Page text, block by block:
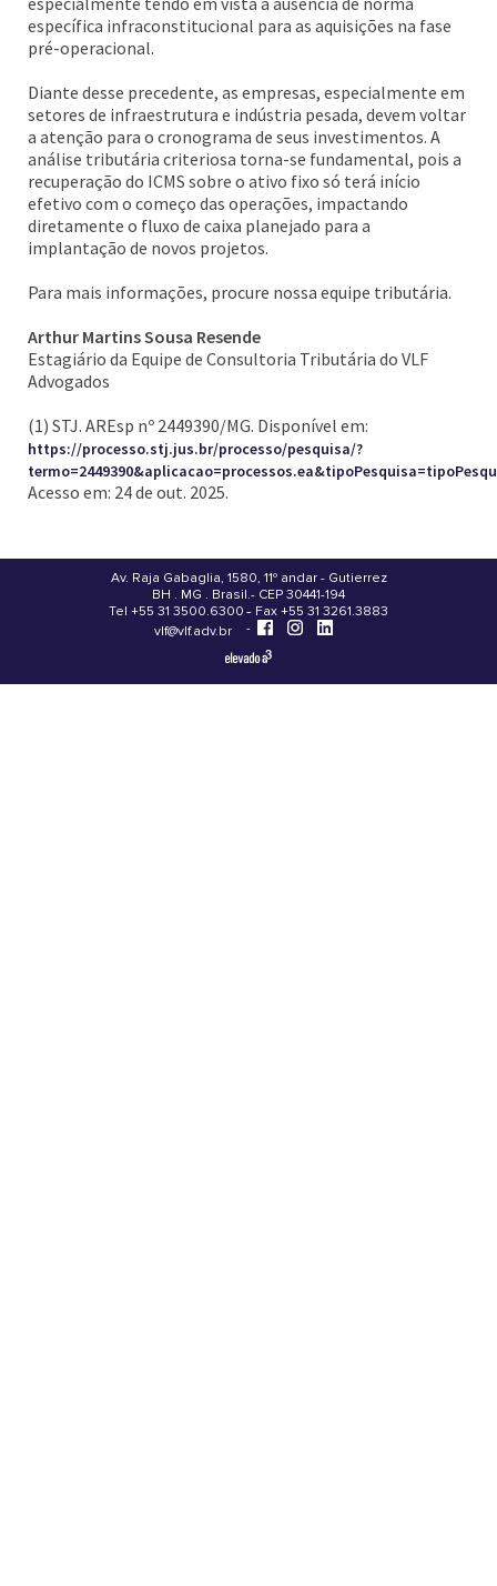
específica infraconstitucional para as aquisições na fase
pré-operacional.
Diante desse precedente, as empresas, especialmente em
setores de infraestrutura e indústria pesada, devem voltar
a atenção para o cronograma de seus investimentos. A
análise tributária criteriosa torna-se fundamental, pois a
recuperação do ICMS sobre o ativo fixo só terá início
efetivo com o começo das operações, impactando
diretamente o fluxo de caixa planejado para a
implantação de novos projetos.
Para mais informações, procure nossa equipe tributária.
Arthur Martins Sousa Resende
Estagiário da Equipe de Consultoria Tributária do VLF
Advogados
(1) STJ. AREsp nº 2449390/MG. Disponível em:
https://processo.stj.jus.br/processo/pesquisa/?
Acesso em: 24 de out. 2025.
Av. Raja Gabaglia, 1580, 11º andar - Gutierrez
.
BH . MG . Brasil - CEP 30441-194
-
Tel +55 31 3500.6300 - Fax +55 31 3261.3883
-
vlf@vlf.adv.br